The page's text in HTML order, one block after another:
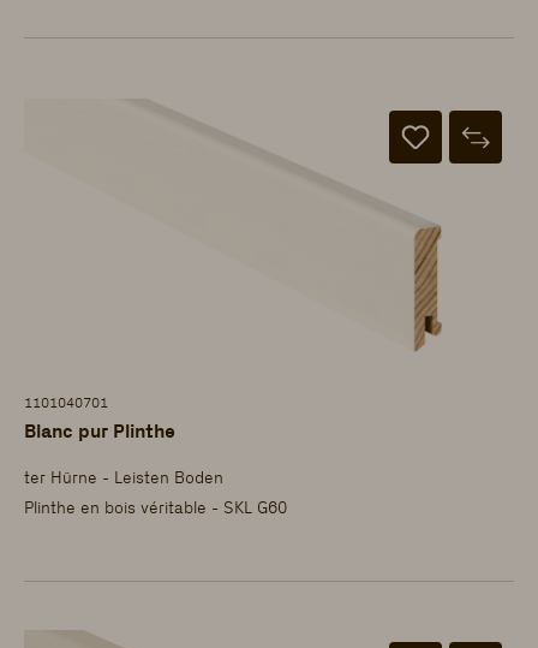
1101040701
Blanc pur Plinthe
ter Hürne - Leisten Boden
Plinthe en bois véritable - SKL G60